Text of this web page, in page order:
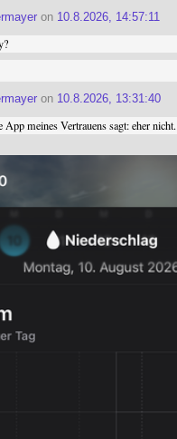
on 10.8.2026, 14:57:11
on 10.8.2026, 13:31:40
meines Vertrauens sagt: eher nicht.